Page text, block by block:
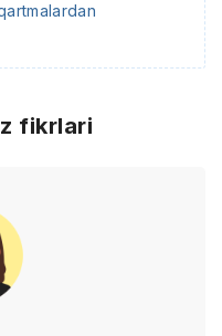
fikrlari